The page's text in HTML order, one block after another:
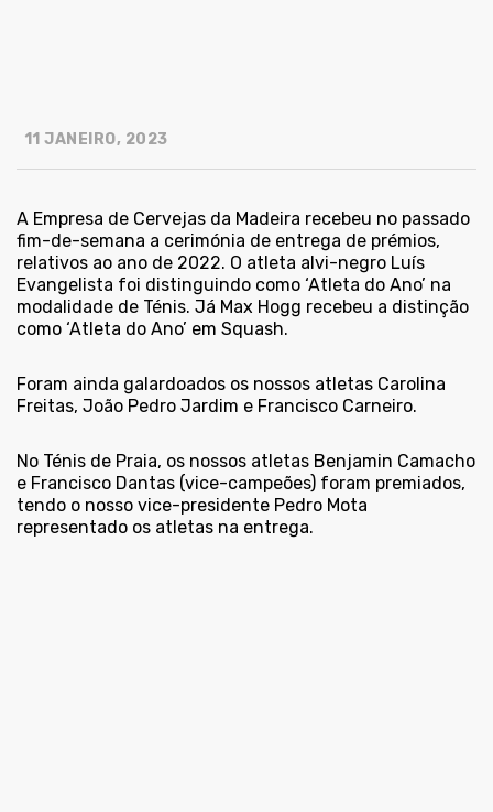
11 JANEIRO, 2023
A Empresa de Cervejas da Madeira recebeu no passado
fim-de-semana a cerimónia de entrega de prémios,
relativos ao ano de 2022. O atleta alvi-negro Luís
Evangelista foi distinguindo como ‘Atleta do Ano’ na
modalidade de Ténis. Já Max Hogg recebeu a distinção
como ‘Atleta do Ano’ em Squash.
Foram ainda galardoados os nossos atletas Carolina
Freitas, João Pedro Jardim e Francisco Carneiro.
No Ténis de Praia, os nossos atletas Benjamin Camacho
e Francisco Dantas (vice-campeões) foram premiados,
tendo o nosso vice-presidente Pedro Mota
representado os atletas na entrega.